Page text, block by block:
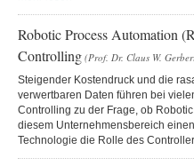
Robotic Process Automation
Controlling (Prof. Dr. Claus W.
Steigender Kostendruck und die
verwertbaren Daten führen bei
Controlling zu der Frage, ob
diesem Unternehmensbereich
Technologie die Rolle des